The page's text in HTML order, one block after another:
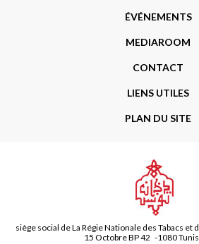
ÉVÉNEMENTS
MEDIAROOM
CONTACT
LIENS UTILES
PLAN DU SITE
siège social de La Régie Nationale des Tabacs
15 Octobre BP 42 -1080